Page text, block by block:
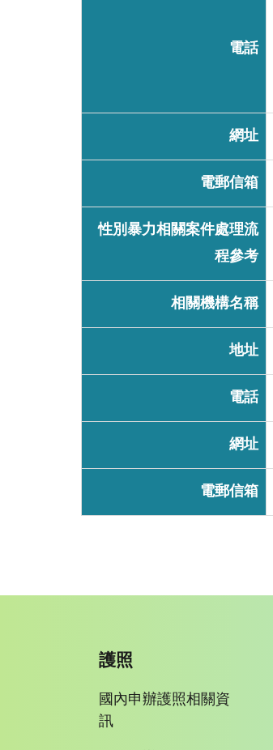
電話
網址
電郵信箱
性別暴力相關案件處理流
程參考
相關機構名稱
地址
電話
網址
電郵信箱
護照
國內申辦護照相關資
訊